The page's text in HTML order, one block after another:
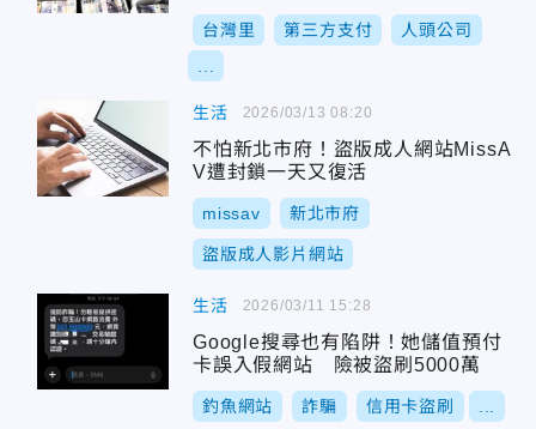
台灣里 第三方支付 人頭公司
生活
不怕新北市府！盜版成人網站MissA
V遭封鎖一天又復活
missav 新北市府
盜版成人影片網站
2026/03/13 08:20
生活
Google搜尋也有陷阱！她儲值預付
卡誤入假網站 險被盜刷5000萬
釣魚網站 詐騙 信用卡盜刷
2026/03/11 15:28